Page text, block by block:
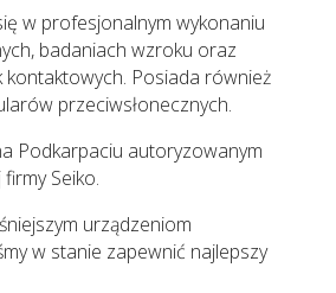
w profesjonalnym wykonaniu
badaniach wzroku oraz
Posiada również
przeciwsłonecznych.
Podkarpaciu autoryzowanym
Seiko.
urządzeniom
w stanie zapewnić najlepszy